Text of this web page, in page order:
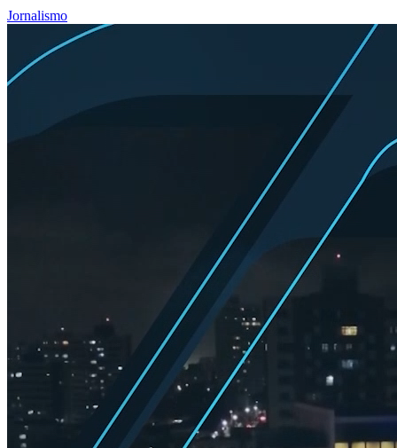
Jornalismo